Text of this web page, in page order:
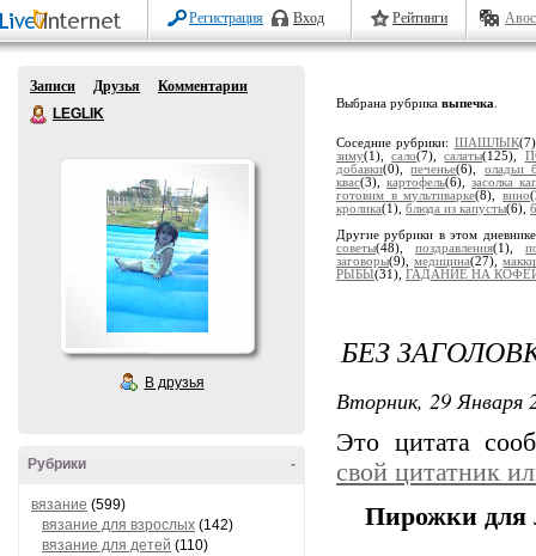
Регистрация Вход Рейтинги
Записи Друзья
Комментарии
LEGLIK
В друзья
-
Рубрики
вязание (599)
вязание для взрослых (142)
вязание для детей (110)
Выбрана рубрика выпечка
Соседние рубрики: ШАШЛЫК
зиму(1),сало(7),салаты(125),
добавки(0),печенье(6), оладьи
квас(3),картофель(6),засолка
готовим в мультиварке(8),вино
кролика(1), блюда из капусты(6),
Другие рубрики в этом
советы(48),поздравления(1),
заговоры(9),медицина(27),
РЫБЫ(31), ГАДАНИЕ НА
БЕЗ
Вторник, 29 Января
Это цитата
свой цитатник
Пирожки для